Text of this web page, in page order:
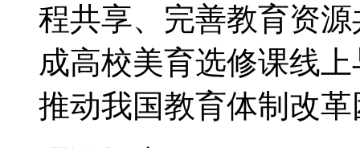
程共享、完善教育资
成高校美育选修课线
推动我国教育体制改